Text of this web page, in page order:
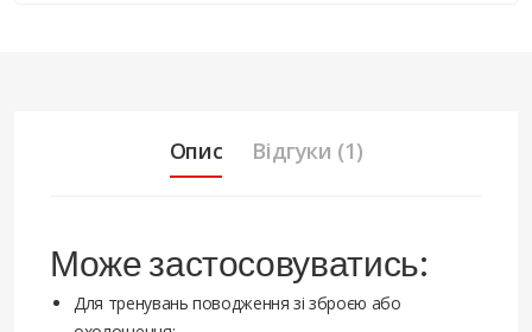
Опис Відгуки (1)
Може застосовуватись:
Для тренувань поводження зі зброєю або